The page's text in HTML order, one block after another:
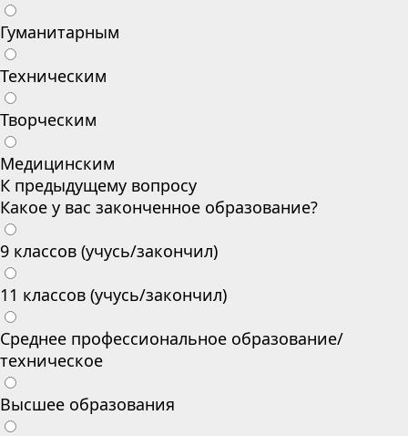
Гуманитарным
Техническим
Творческим
Медицинским
К предыдущему вопросу
Какое у вас законченное образование?
9 классов (учусь/закончил)
11 классов (учусь/закончил)
Среднее профессиональное образование/
техническое
Высшее образования